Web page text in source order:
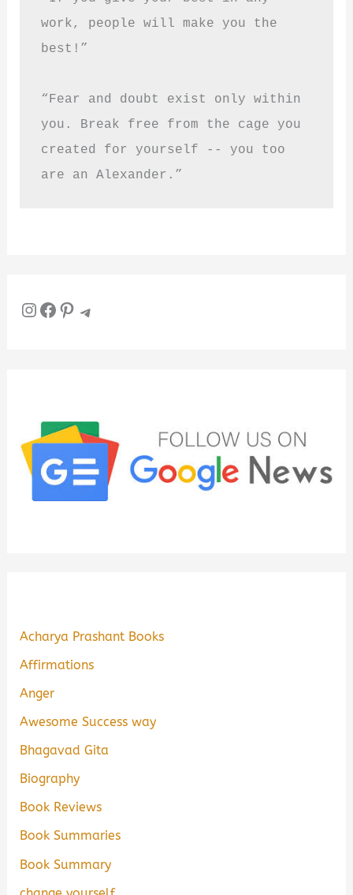
work, people will make you the
best!”
“Fear and doubt exist only within
you. Break free from the cage you
created for yourself -- you too
are an Alexander.”
InstagramFacebook Pinterest Telegram
Acharya Prashant Books
Affirmations
Anger
Awesome Success way
Bhagavad Gita
Biography
Book Reviews
Book Summaries
Book Summary